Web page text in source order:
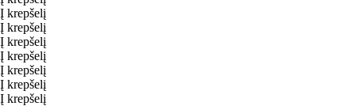
Į krepšelį
Į krepšelį
Į krepšelį
Į krepšelį
Į krepšelį
Į krepšelį
Į krepšelį